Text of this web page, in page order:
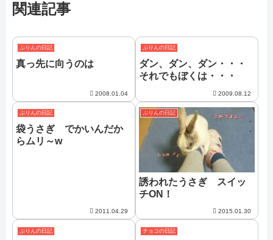
関連記事
ぷりんの日記
真っ先に向うのは
2008.01.04
ぷりんの日記
ダン、ダン、ダン・・・
それでもぼくは・・・
2009.08.12
ぷりんの日記
袋うさぎ でかいんだか
らムリ～w
2011.04.29
ぷりんの日記
誘われたうさぎ スイッ
チON！
2015.01.30
ぷりんの日記 チョコの日記